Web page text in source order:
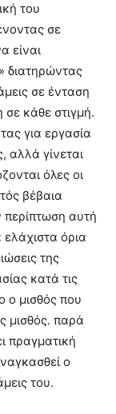
του
σε
είναι
διατηρώντας
σε ένταση
σε κάθε στιγμή.
για εργασία
αλλά γίνεται
όλες οι
βέβαια
περίπτωση αυτή
ελάχιστα όρια
της
κατά τις
ο μισθός που
μισθός. παρά
πραγματική
ο
του.